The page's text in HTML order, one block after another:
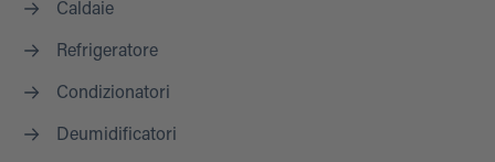
Caldaie
Refrigeratore
Condizionatori
Deumidificatori